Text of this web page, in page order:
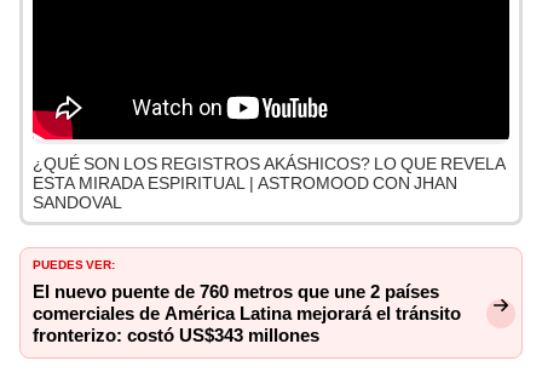
¿QUÉ SON LOS REGISTROS AKÁSHICOS? LO QUE REVELA
ESTA MIRADA ESPIRITUAL | ASTROMOOD CON JHAN
SANDOVAL
PUEDES VER:
El nuevo puente de 760 metros que une 2 países
comerciales de América Latina mejorará el tránsito
fronterizo: costó US$343 millones